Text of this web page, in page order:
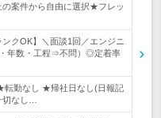
案件から自由に選択★フレッ
クOK】＼面談1回／エンジニ
年数・工程⇒不問）◎定着率
勤なし ★帰社日なし(日報記
切なし…